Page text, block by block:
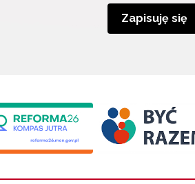
Zapisuję się